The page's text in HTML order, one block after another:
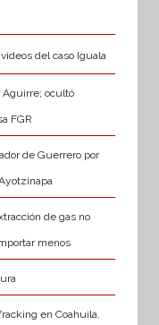
del caso Iguala
Aguirre; ocultó
FGR
de Guerrero por
de gas no
menos
en Coahuila,